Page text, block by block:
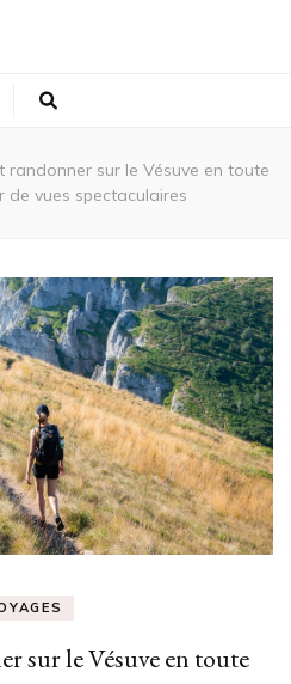
randonner sur le Vésuve en toute
de vues spectaculaires
sur le Vésuve en toute